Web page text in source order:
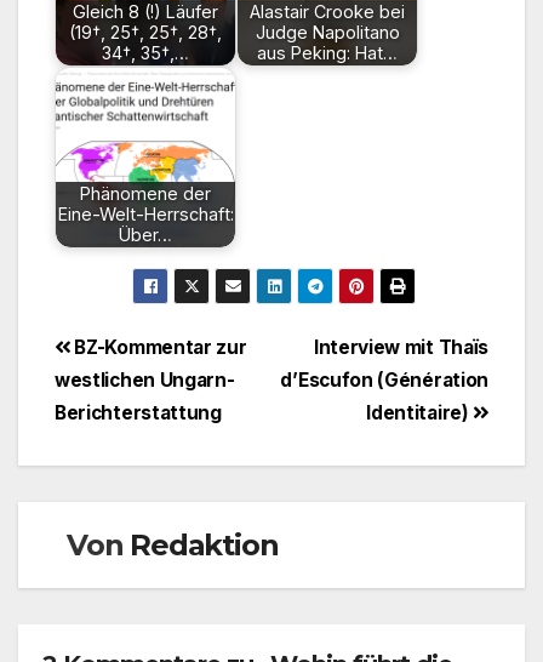
Gleich 8 (!) Läufer
(19†, 25†, 25†, 28†,
34†, 35†,…
Alastair Crooke bei
Judge Napolitano
aus Peking: Hat…
Phänomene der
Eine-Welt-Herrschaft:
Über…
BeitragsnavigationInterview mit Thaïs
d’Escufon (Génération
Identitaire)
BZ-Kommentar zur
westlichen Ungarn-
Berichterstattung
Von Redaktion